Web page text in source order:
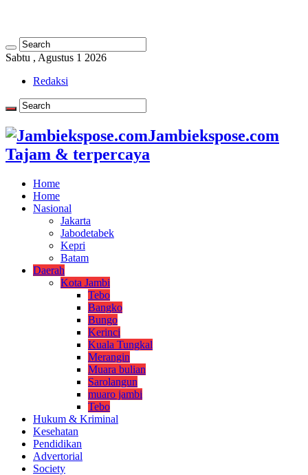
Sabtu , Agustus 1 2026
Redaksi
Jambiekspose.com
Tajam & terpercaya
Home
Home
Nasional
Jakarta
Jabodetabek
Kepri
Batam
Daerah
Kota Jambi
Tebo
Bangko
Bungo
Kerinci
Kuala Tungkal
Merangin
Muara bulian
Sarolangun
muaro jambi
Tebo
Hukum & Kriminal
Kesehatan
Pendidikan
Advertorial
Society